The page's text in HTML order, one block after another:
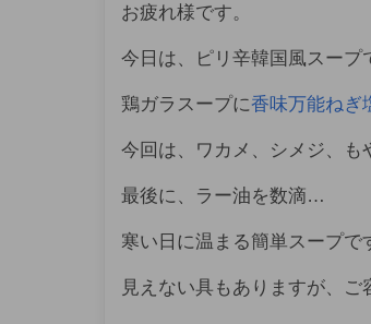
お疲れ様です。
今日は、ピリ辛韓国風スープ
鶏ガラスープに香味万能ねぎ
今回は、ワカメ、シメジ、も
最後に、ラー油を数滴…
寒い日に温まる簡単スープで
見えない具もありますが、ご